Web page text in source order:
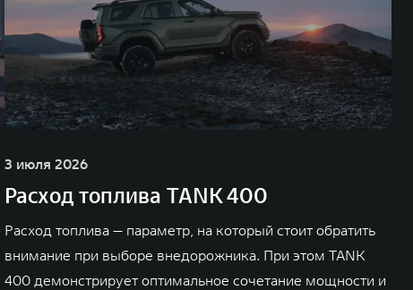
3 июля 2026
Расход топлива TANK 400
Расход топлива — параметр, на который стоит обратить
внимание при выборе внедорожника. При этом TANK
400 демонстрирует оптимальное сочетание мощности и